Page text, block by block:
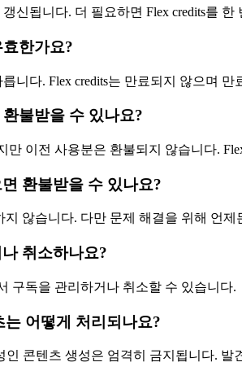
신됩니다. 더 필요하면 Flex credits를
한가요?
니다. Flex credits는 만료되지 않으며
불받을 수 있나요?
만 이전 사용분은 환불되지 않습니다.
환불받을 수 있나요?
않습니다. 다만 문제 해결을 위해 언
취소하나요?
구독을 관리하거나 취소할 수 있습니다.
어떻게 처리되나요?
인 콘텐츠 생성은 엄격히 금지됩니다.